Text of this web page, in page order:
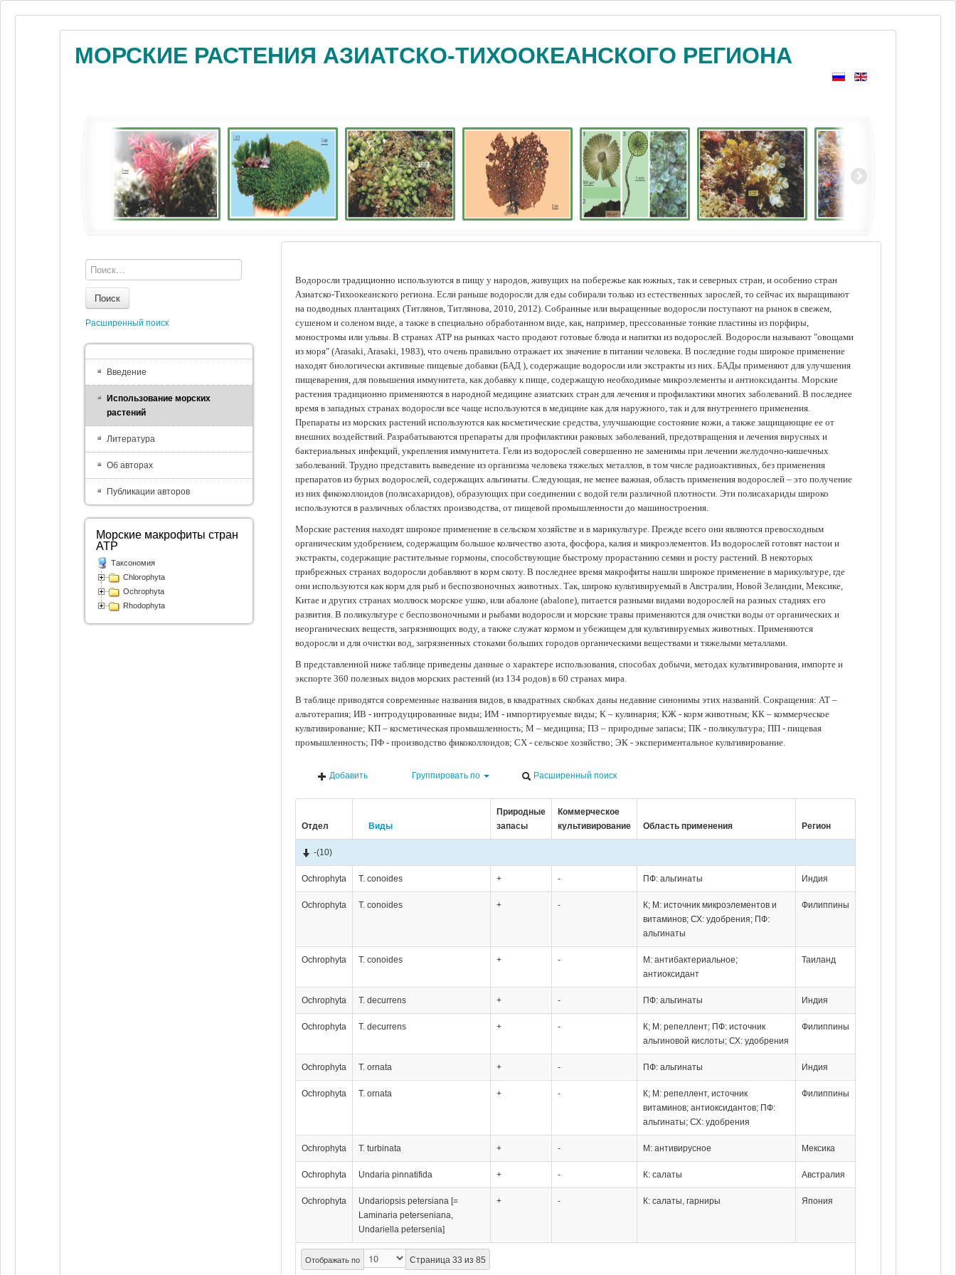
МОРСКИЕ РАСТЕНИЯ АЗИАТСКО-ТИХООКЕАНСКОГО РЕГИОНА
Водоросли традиционно используются в пищу у народов, живущих на побережье как южных, так и северных стран, и особенно стран
Азиатско-Тихоокеанского региона. Если раньше водоросли для еды собирали только из естественных зарослей, то сейчас их выращивают
на подводных плантациях (Tитлянов, Титлянова, 2010, 2012). Собранные или выращенные водоросли поступают на рынок в свежем,
сушеном и соленом виде, а также в специально обработанном виде, как, например, прессованные тонкие пластины из порфиры,
моностромы или ульвы. В странах АТР на рынках часто продают готовые блюда и напитки из водорослей. Водоросли называют "овощами
из моря" (Arasaki, Arasaki, 1983), что очень правильно отражает их значение в питании человека. В последние годы широкое применение
находят биологически активные пищевые добавки (БАД ), содержащие водоросли или экстракты из них. БАДы применяют для улучшения
пищеварения, для повышения иммунитета, как добавку к пище, содержащую необходимые микроэлементы и антиоксиданты. Морские
растения традиционно применяются в народной медицине азиатских стран для лечения и профилактики многих заболеваний. В последнее
время в западных странах водоросли все чаще используются в медицине как для наружного, так и для внутреннего применения.
Препараты из морских растений используются как косметические средства, улучшающие состояние кожи, а также защищающие ее от
внешних воздействий. Разрабатываются препараты для профилактики раковых заболеваний, предотвращения и лечения вирусных и
бактериальных инфекций, укрепления иммунитета. Гели из водорослей совершенно не заменимы при лечении желудочно-кишечных
заболеваний. Трудно представить выведение из организма человека тяжелых металлов, в том числе радиоактивных, без применения
препаратов из бурых водорослей, содержащих альгинаты. Следующая, не менее важная, область применения водорослей – это получение
из них фикоколлоидов (полисахаридов), образующих при соединении с водой гели различной плотности. Эти полисахариды широко
используются в различных областях производства, от пищевой промышленности до машиностроения.
Морские растения находят широкое применение в сельском хозяйстве и в марикультуре. Прежде всего они являются превосходным
органическим удобрением, содержащим большое количество азота, фосфора, калия и микроэлементов. Из водорослей готовят настои и
экстракты, содержащие растительные гормоны, способствующие быстрому прорастанию семян и росту растений. В некоторых
прибрежных странах водоросли добавляют в корм скоту. В последнее время макрофиты нашли широкое применение в марикультуре, где
они используются как корм для рыб и беспозвоночных животных. Так, широко культивируемый в Австралии, Новой Зеландии, Мексике,
Китае и других странах моллюск морское ушко, или абалоне (abalone), питается разными видами водорослей на разных стадиях его
развития. В поликультуре с беспозвоночными и рыбами водоросли и морские травы применяются для очистки воды от органических и
неорганических веществ, загрязняющих воду, а также служат кормом и убежищем для культивируемых животных. Применяются
водоросли и для очистки вод, загрязненных стоками больших городов органическими веществами и тяжелыми металлами.
В представленной ниже таблице приведены данные о характере использования, способах добычи, методах культивирования, импорте и
экспорте 360 полезных видов морских растений (из 134 родов) в 60 странах мира.
В таблице приводятся современные названия видов, в квадратных скобках даны недавние синонимы этих названий. Сокращения: АТ –
альготерапия; ИВ - интродуцированные виды; ИМ - импортируемые виды; К – кулинария; КЖ - корм животным; КК – коммерческое
культивирование; КП – косметическая промышленность; М – медицина; ПЗ – природные запасы; ПК - поликультура; ПП - пищевая
промышленность; ПФ - производство фикоколлоидов; СХ - сельское хозяйство; ЭК - экспериментальное культивирование.
Добавить Группировать по Расширенный поиск
Отдел Виды
Природные
запасы
Коммерческое
культивирование
Область применения Регион
Отображать по Страница 33 из 85
-(10)
Ochrophyta T. conoides + - ПФ: альгинаты Индия
Ochrophyta T. conoides + -
К; М: источник микроэлементов и
витаминов; СХ: удобрения; ПФ:
альгинаты
Филиппины
Ochrophyta T. conoides + -
М: антибактериальное;
антиоксидант
Таиланд
Ochrophyta T. decurrens + - ПФ: альгинаты Индия
Ochrophyta T. decurrens + -
К; М: репеллент; ПФ: источник
альгиновой кислоты; СХ: удобрения
Филиппины
Ochrophyta T. ornata + - ПФ: альгинаты Индия
Ochrophyta T. ornata + -
К; М: репеллент, источник
витаминов; антиоксидантов; ПФ:
альгинаты; СХ: удобрения
Филиппины
Ochrophyta T. turbinata + - М: антивирусное Мексика
Ochrophyta Undaria pinnatifida + - К: салаты Австралия
Ochrophyta
Undariopsis petersiana [=
Laminaria peterseniana,
Undariella petersenia]
+ - К: салаты, гарниры Япония
Поиск
Расширенный поиск
Введение
Использование морских
растений
Литература
Об авторах
Публикации авторов
Морские макрофиты стран
АТР
Таксономия
Chlorophyta
Ochrophyta
Rhodophyta